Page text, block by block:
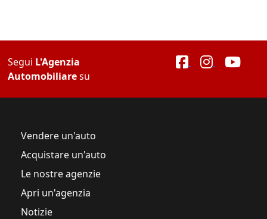
Segui L'Agenzia
Automobiliaresu
Vendere un'auto
Acquistare un'auto
Le nostre agenzie
Apri un'agenzia
Notizie